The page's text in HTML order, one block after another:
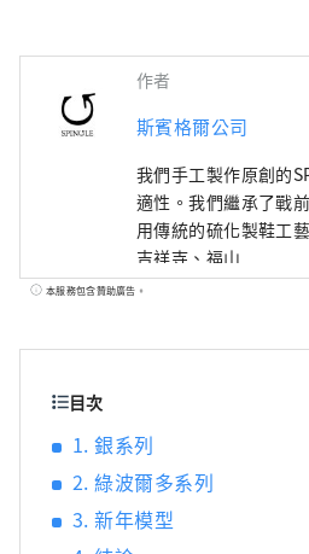
作者
斯賓格爾公司
我們手工製作原創的
適性。我們繼承了戰
用傳統的硫化製鞋工
吉祥寺、福山
本服務包含贊助廣告。
目次
1. 銀系列
2. 綠波爾多系列
3. 新年模型